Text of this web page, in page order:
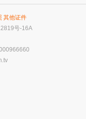
其他证件
号-16A